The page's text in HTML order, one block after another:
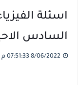
اسئلة
السادس